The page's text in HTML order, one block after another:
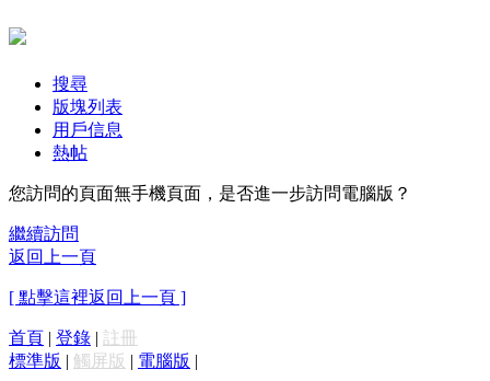
搜尋
版塊列表
用戶信息
熱帖
您訪問的頁面無手機頁面，是否進一步訪問電腦版？
繼續訪問
返回上一頁
[ 點擊這裡返回上一頁 ]
首頁 | 登錄 | 註冊
標準版 | 觸屏版 | 電腦版 |